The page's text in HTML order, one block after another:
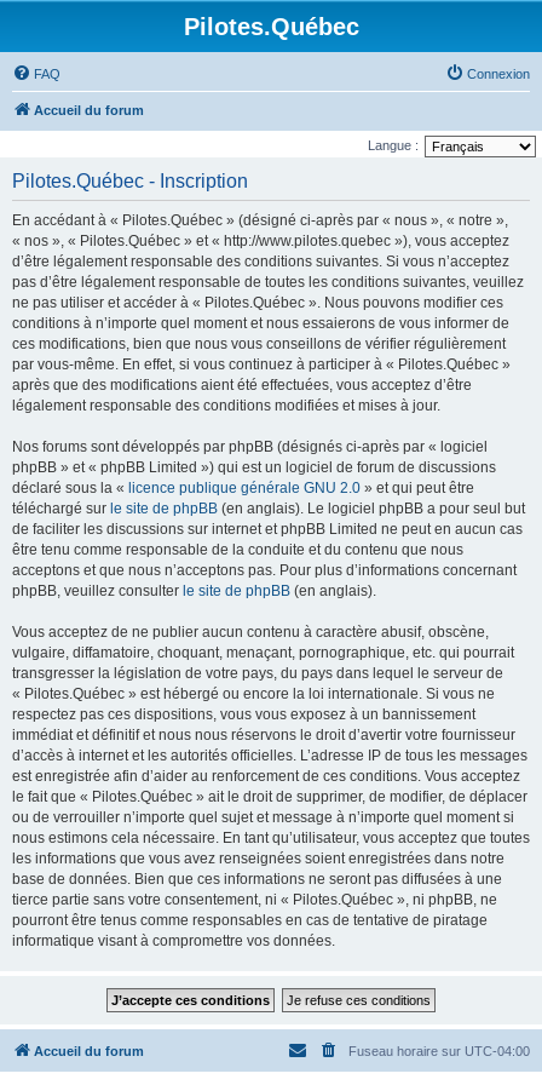
Pilotes.Québec
FAQ Connexion
Accueil du forum
Langue :
Pilotes.Québec - Inscription
En accédant à « Pilotes.Québec » (désigné ci-après par « nous », « notre »,
« nos », « Pilotes.Québec » et « http://www.pilotes.quebec »), vous acceptez
d’être légalement responsable des conditions suivantes. Si vous n’acceptez
pas d’être légalement responsable de toutes les conditions suivantes, veuillez
ne pas utiliser et accéder à « Pilotes.Québec ». Nous pouvons modifier ces
conditions à n’importe quel moment et nous essaierons de vous informer de
ces modifications, bien que nous vous conseillons de vérifier régulièrement
par vous-même. En effet, si vous continuez à participer à « Pilotes.Québec »
après que des modifications aient été effectuées, vous acceptez d’être
légalement responsable des conditions modifiées et mises à jour.
Nos forums sont développés par phpBB (désignés ci-après par « logiciel
phpBB » et « phpBB Limited ») qui est un logiciel de forum de discussions
déclaré sous la « licence publique générale GNU 2.0 » et qui peut être
téléchargé sur le site de phpBB (en anglais). Le logiciel phpBB a pour seul but
de faciliter les discussions sur internet et phpBB Limited ne peut en aucun cas
être tenu comme responsable de la conduite et du contenu que nous
acceptons et que nous n’acceptons pas. Pour plus d’informations concernant
phpBB, veuillez consulter le site de phpBB (en anglais).
Vous acceptez de ne publier aucun contenu à caractère abusif, obscène,
vulgaire, diffamatoire, choquant, menaçant, pornographique, etc. qui pourrait
transgresser la législation de votre pays, du pays dans lequel le serveur de
« Pilotes.Québec » est hébergé ou encore la loi internationale. Si vous ne
respectez pas ces dispositions, vous vous exposez à un bannissement
immédiat et définitif et nous nous réservons le droit d’avertir votre fournisseur
d’accès à internet et les autorités officielles. L’adresse IP de tous les messages
est enregistrée afin d’aider au renforcement de ces conditions. Vous acceptez
le fait que « Pilotes.Québec » ait le droit de supprimer, de modifier, de déplacer
ou de verrouiller n’importe quel sujet et message à n’importe quel moment si
nous estimons cela nécessaire. En tant qu’utilisateur, vous acceptez que toutes
les informations que vous avez renseignées soient enregistrées dans notre
base de données. Bien que ces informations ne seront pas diffusées à une
tierce partie sans votre consentement, ni « Pilotes.Québec », ni phpBB, ne
pourront être tenus comme responsables en cas de tentative de piratage
informatique visant à compromettre vos données.
Accueil du forum Fuseau horaire sur UTC-04:00